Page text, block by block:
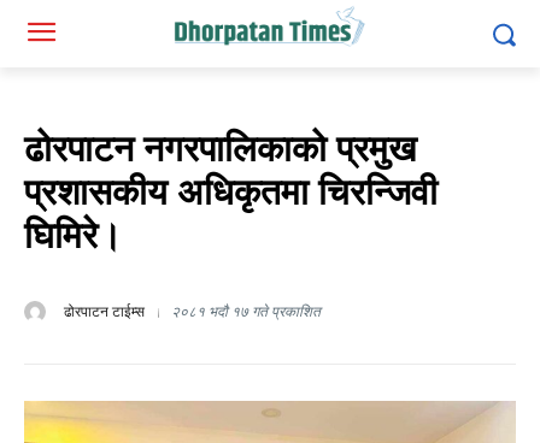
ढोरपाटन नगरपालिकाको प्रमुख
प्रशासकीय अधिकृतमा चिरन्जिवी
घिमिरे।
ढोरपाटन टाईम्स २०८१ भदौ १७ गते प्रकाशित